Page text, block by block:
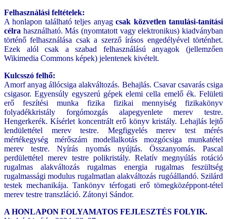
Felhasználási feltételek:
A honlapon található teljes anyagcsak közvetlen tanulási-tanítási
célra használható. Más (nyomtatott vagy elektronikus) kiadványban
történő felhasználása csak a szerző írásos engedélyével történhet.
Ezek alól csak a szabad felhasználású anyagok (jellemzően
Wikimedia Commons képek) jelentenek kivételt.
Kulcsszó felhő:
Amorf anyag állócsiga alakváltozás. Behajlás. Csavar csavarás csiga
csigasor. Egyensúly egyszerú gépek elemi cella emelő ék. Felületi
erő feszítési munka fizika fizikai mennyiség fizikakönyv
folyadékkristály forgómozgás alapegyenlete merev testre.
Hengerkerék. Kísérlet koncentrált erő könyv kristály. Lehajlás lejtő
lendülettétel merev testre. Megfigyelés merev test mérés
mértékegység mérőszám modellalkotás mozgócsiga munkatétel
merev testre. Nyírás nyomás nyújtás. Összanyomás. Pascal
perdülettétel merev testre polikristály. Relatív megnyúlás rotáció
rugalmas alakváltozás rugalmas energia rugalmas feszültség
rugalmassági modulus rugalmatlan alakváltozás rugóállandó. Szilárd
testek mechanikája. Tankönyv térfogati erő tömegközéppont-tétel
merev testre transzláció. Zátonyi Sándor.
A HONLAPON FOLYAMATOS FEJLESZTÉS FOLYIK.